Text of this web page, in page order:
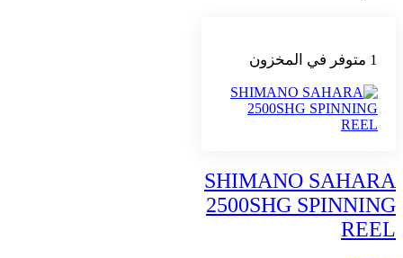
1 متوفر في المخزون
SHIMANO SAHARA
2500SHG SPINNING
REEL